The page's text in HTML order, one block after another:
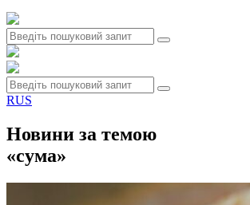
RUS
Новини за темою
«сума»